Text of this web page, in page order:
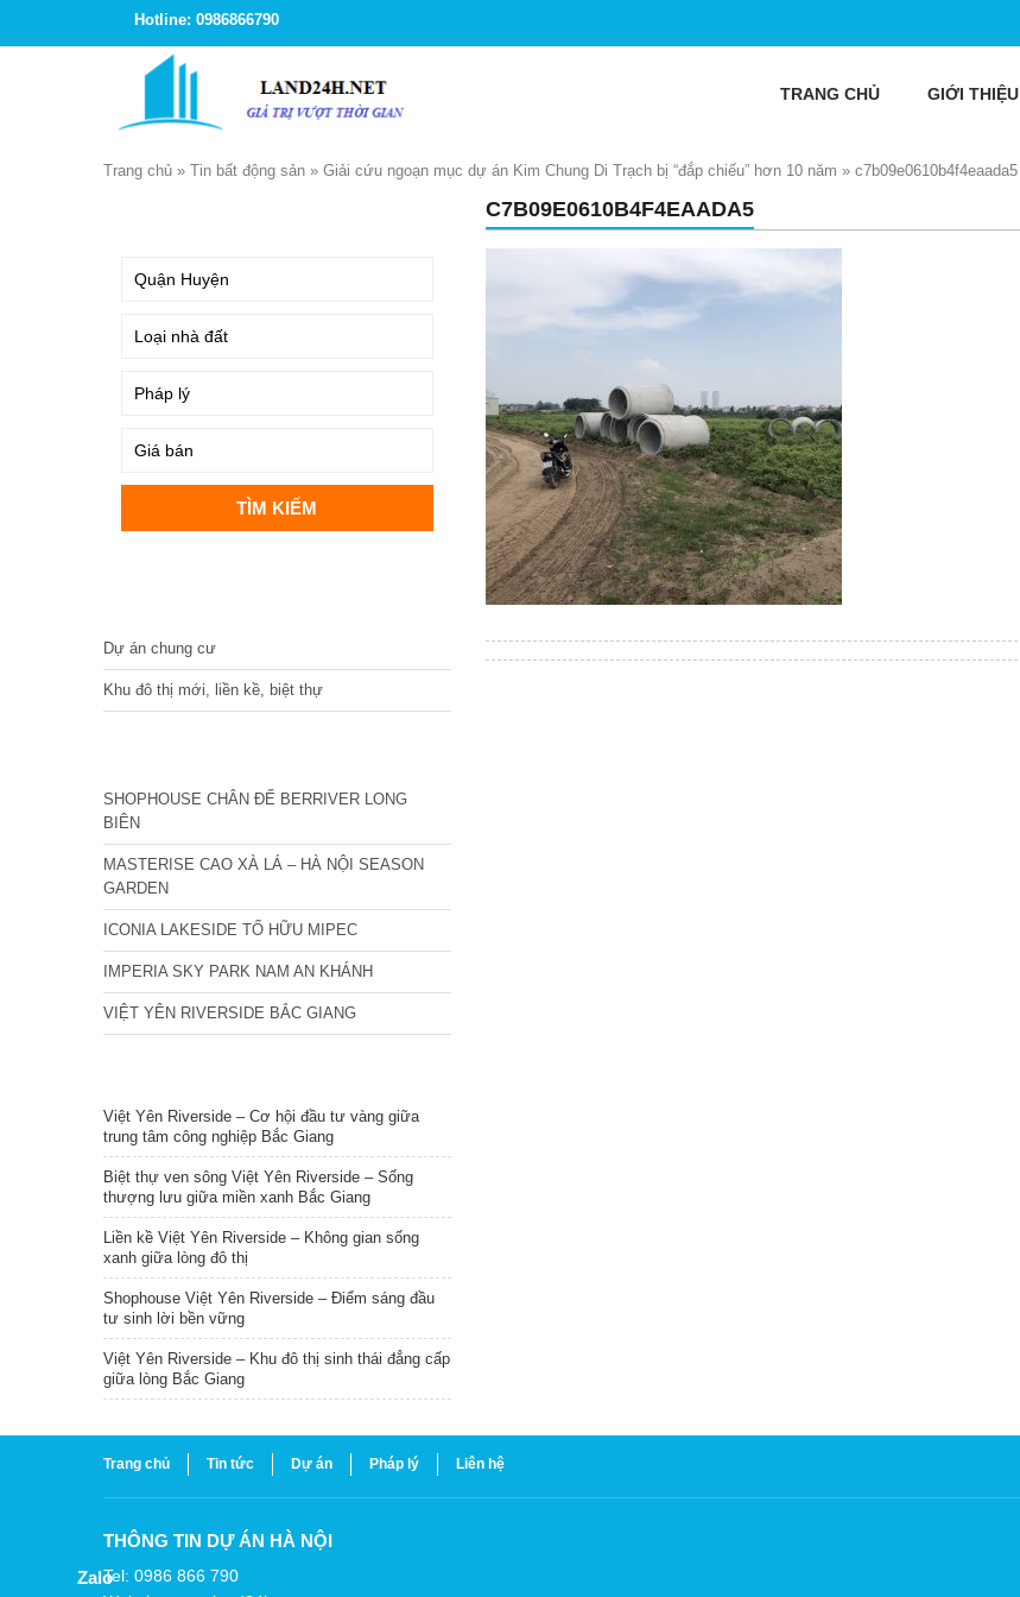
Hotline: 0986866790
TRANG CHỦ GIỚI THIỆU
Trang chủ » Tin bất động sản » Giải cứu ngoạn mục dự án Kim Chung Di Trạch bị “đắp chiếu” hơn 10 năm » c7b09e0610b4f4eaada5
C7B09E0610B4F4EAADA5
Dự án chung cư
Khu đô thị mới, liền kề, biệt thự
SHOPHOUSE CHÂN ĐẾ BERRIVER LONG
BIÊN
MASTERISE CAO XÀ LÁ – HÀ NỘI SEASON
GARDEN
ICONIA LAKESIDE TỐ HỮU MIPEC
IMPERIA SKY PARK NAM AN KHÁNH
VIỆT YÊN RIVERSIDE BẮC GIANG
Việt Yên Riverside – Cơ hội đầu tư vàng giữa
trung tâm công nghiệp Bắc Giang
Biệt thự ven sông Việt Yên Riverside – Sống
thượng lưu giữa miền xanh Bắc Giang
Liền kề Việt Yên Riverside – Không gian sống
xanh giữa lòng đô thị
Shophouse Việt Yên Riverside – Điểm sáng đầu
tư sinh lời bền vững
Việt Yên Riverside – Khu đô thị sinh thái đẳng cấp
giữa lòng Bắc Giang
Trang chủ Tin tức Dự án Pháp lý Liên hệ
THÔNG TIN DỰ ÁN HÀ NỘI
Tel: 0986 866 790
Zalo